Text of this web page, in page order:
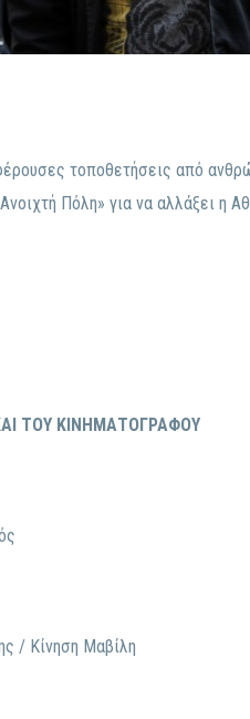
τοποθετήσεις από
Πόλη» για να αλλάξει η
ΤΟΥ ΚΙΝΗΜΑΤΟΓΡΑΦΟΥ
/ Κίνηση Μαβίλη